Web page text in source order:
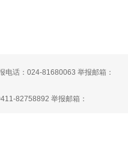
电话：024-81680063 举报邮箱：
82758892 举报邮箱：